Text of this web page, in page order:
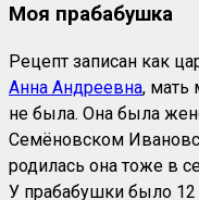
Моя прабабушка
Рецепт записан как
Анна Андреевна, мать
не была. Она была
Семёновском
родилась она тоже в
У прабабушки было 12